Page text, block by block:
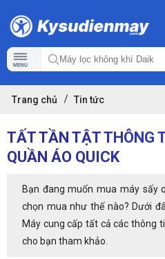
Trang chủ Tin tức
TẤT TẦN TẬT THÔNG
QUẦN ÁO QUICK
Bạn đang muốn mua máy sấy
chọn mua như thế nào? Dưới
Máy cung cấp tất cả các thông
cho bạn tham khảo.